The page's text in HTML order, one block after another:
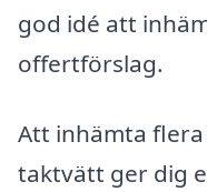
god idé att
offertförslag.
Att inhämta
taktvätt ger dig